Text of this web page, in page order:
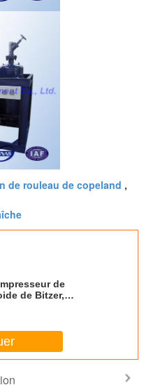
de rouleau de copeland ,
de
de Bitzer,